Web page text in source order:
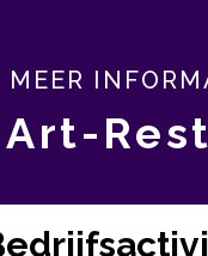
MEER
Art-